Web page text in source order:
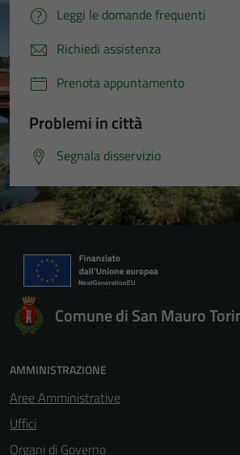
Leggi le domande frequenti
Richiedi assistenza
Prenota appuntamento
Problemi in città
Segnala disservizio
Comune di San Mauro
AMMINISTRAZIONE
Aree Amministrative
Uffici
Organi di Governo